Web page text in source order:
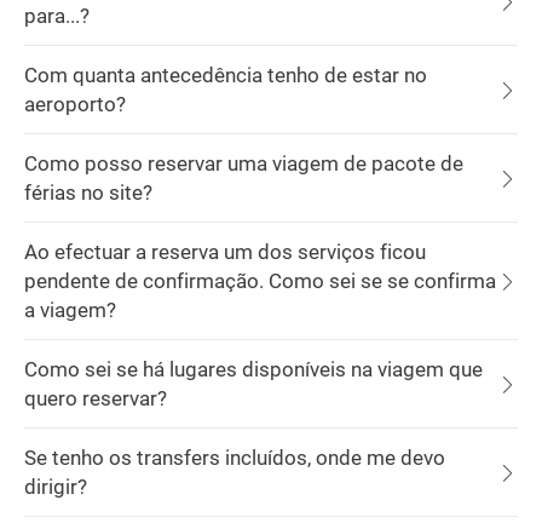
para...?
Com quanta antecedência tenho de estar no
aeroporto?
Como posso reservar uma viagem de pacote de
férias no site?
Ao efectuar a reserva um dos serviços ficou
pendente de confirmação. Como sei se se confirma
a viagem?
Como sei se há lugares disponíveis na viagem que
quero reservar?
Se tenho os transfers incluídos, onde me devo
dirigir?